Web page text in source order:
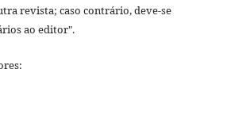
revista; caso contrário, deve-se
ao editor".